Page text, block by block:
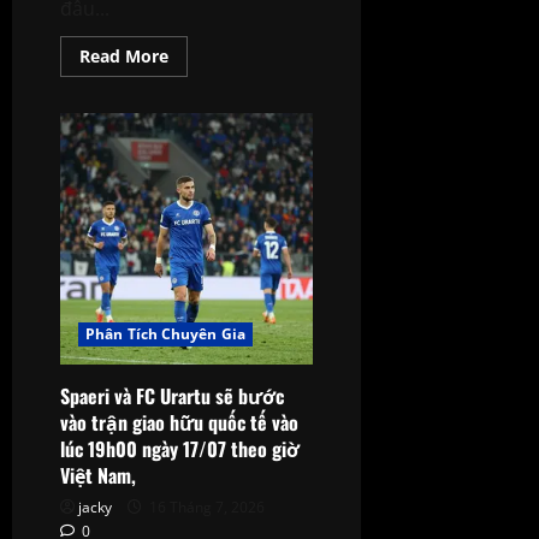
Read MoreRead
more
Cup
2026:
Phân
tích
chuyên
sâu
các
trận
đấu
ngày
18/7
–
Cục
diện
bảng
nóng
hơn
bao
giờ
hết
Phân Tích Chuyên Gia
Spaeri và FC Urartu sẽ bước
vào trận giao hữu quốc tế vào
lúc 19h00 ngày 17/07 theo giờ
Việt Nam,
jacky
0